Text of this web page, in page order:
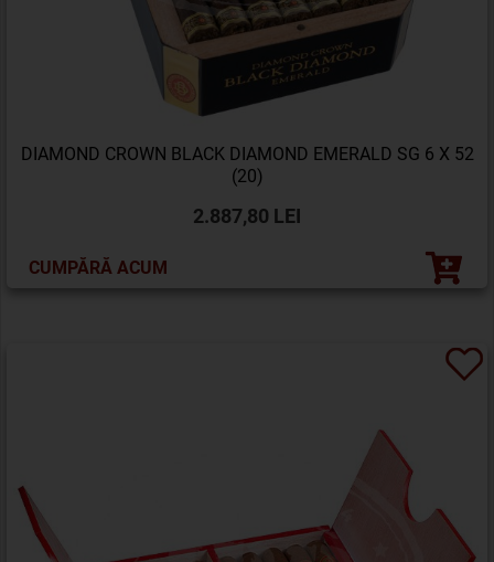
DIAMOND CROWN BLACK DIAMOND EMERALD SG 6 X 52
(20)
2.887,80 LEI
CUMPĂRĂ ACUM